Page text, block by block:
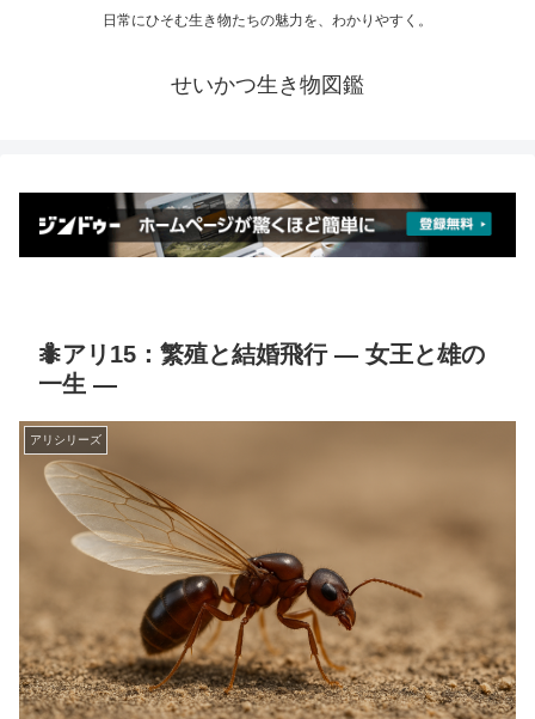
日常にひそむ生き物たちの魅力を、わかりやすく。
せいかつ生き物図鑑
🐜アリ15：繁殖と結婚飛行 ― 女王と雄の
一生 ―
アリシリーズ